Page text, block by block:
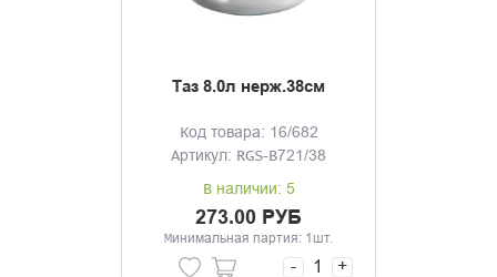
Таз 8.0л нерж.38см
Код товара: 16/682
Артикул: RGS-B721/38
В наличии: 5
273.00 РУБ
Минимальная партия: 1шт.
- +